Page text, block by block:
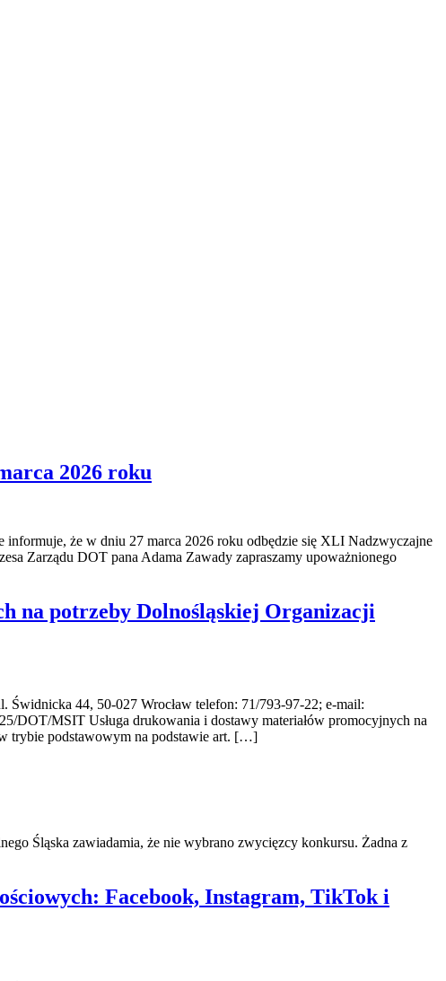
2026 roku
informuje, że w dniu 27 marca 2026 roku odbędzie się XLI Nadzwyczajne
Zarządu DOT pana Adama Zawady zapraszamy upoważnionego
na potrzeby Dolnośląskiej Organizacji
44, 50-027 Wrocław telefon: 71/793-97-22; e-mail:
DOT/MSIT Usługa drukowania i dostawy materiałów promocyjnych na
trybie podstawowym na podstawie art. […]
Śląska zawiadamia, że nie wybrano zwycięzcy konkursu. Żadna z
Facebook, Instagram, TikTok i